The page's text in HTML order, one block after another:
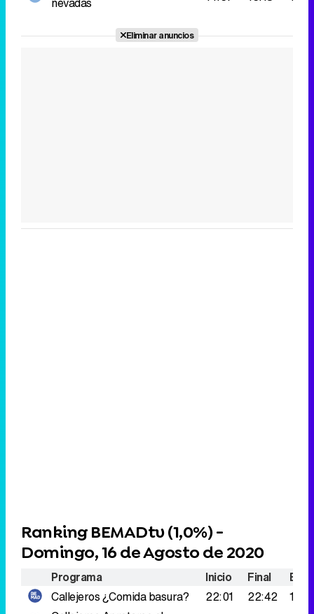
Eliminar anuncios
Ranking BEMADtv (1,0%) -
Domingo, 16 de Agosto de 2020
Programa Inicio Final
Callejeros¿Comida basura? 22:01 22:42